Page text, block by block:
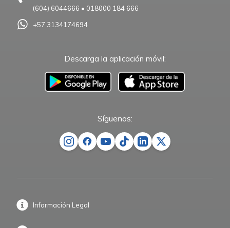
(604) 6044666 • 018000 184 666
+57 3134174694
Descarga la aplicación móvil:
–
Síguenos:
Información Legal